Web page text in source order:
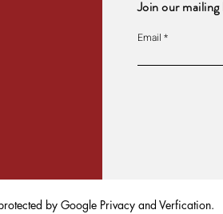
Join our
Email
by Google Privacy and Verfication.